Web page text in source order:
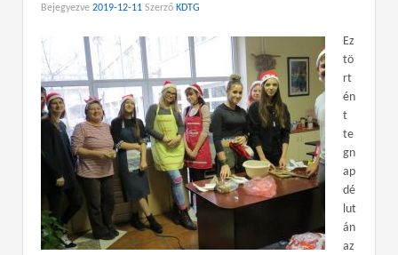
Bejegyezve 2019-12-11 Szerző KDTG
Ez
tö
rt
én
t
te
gn
ap
dé
lut
án
az